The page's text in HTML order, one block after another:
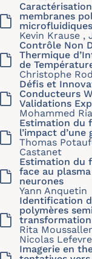
membranes
Kevin Krause ,
Contrôle Non
Thermique
de
Christophe
Défis et
Conducteurs
Validations
Mohammed
Estimation du
l’impact d’une
Thomas
Castanet
Estimation du
face au
neurones
Yann Anquetin
Identification
polymères
transformation
Rita
Nicolas
Imagerie en